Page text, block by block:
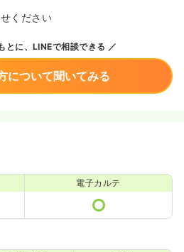
ください
とに、LINEで相談できる
について聞いてみる
電子カルテ